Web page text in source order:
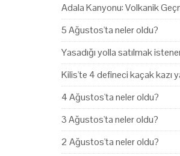
Adala Kanyonu: Volkanik
5 Ağustos'ta neler oldu?
Yasadığı yolla satılmak
Kilis'te 4 defineci kaçak kazı
4 Ağustos'ta neler oldu?
3 Ağustos'ta neler oldu?
2 Ağustos'ta neler oldu?